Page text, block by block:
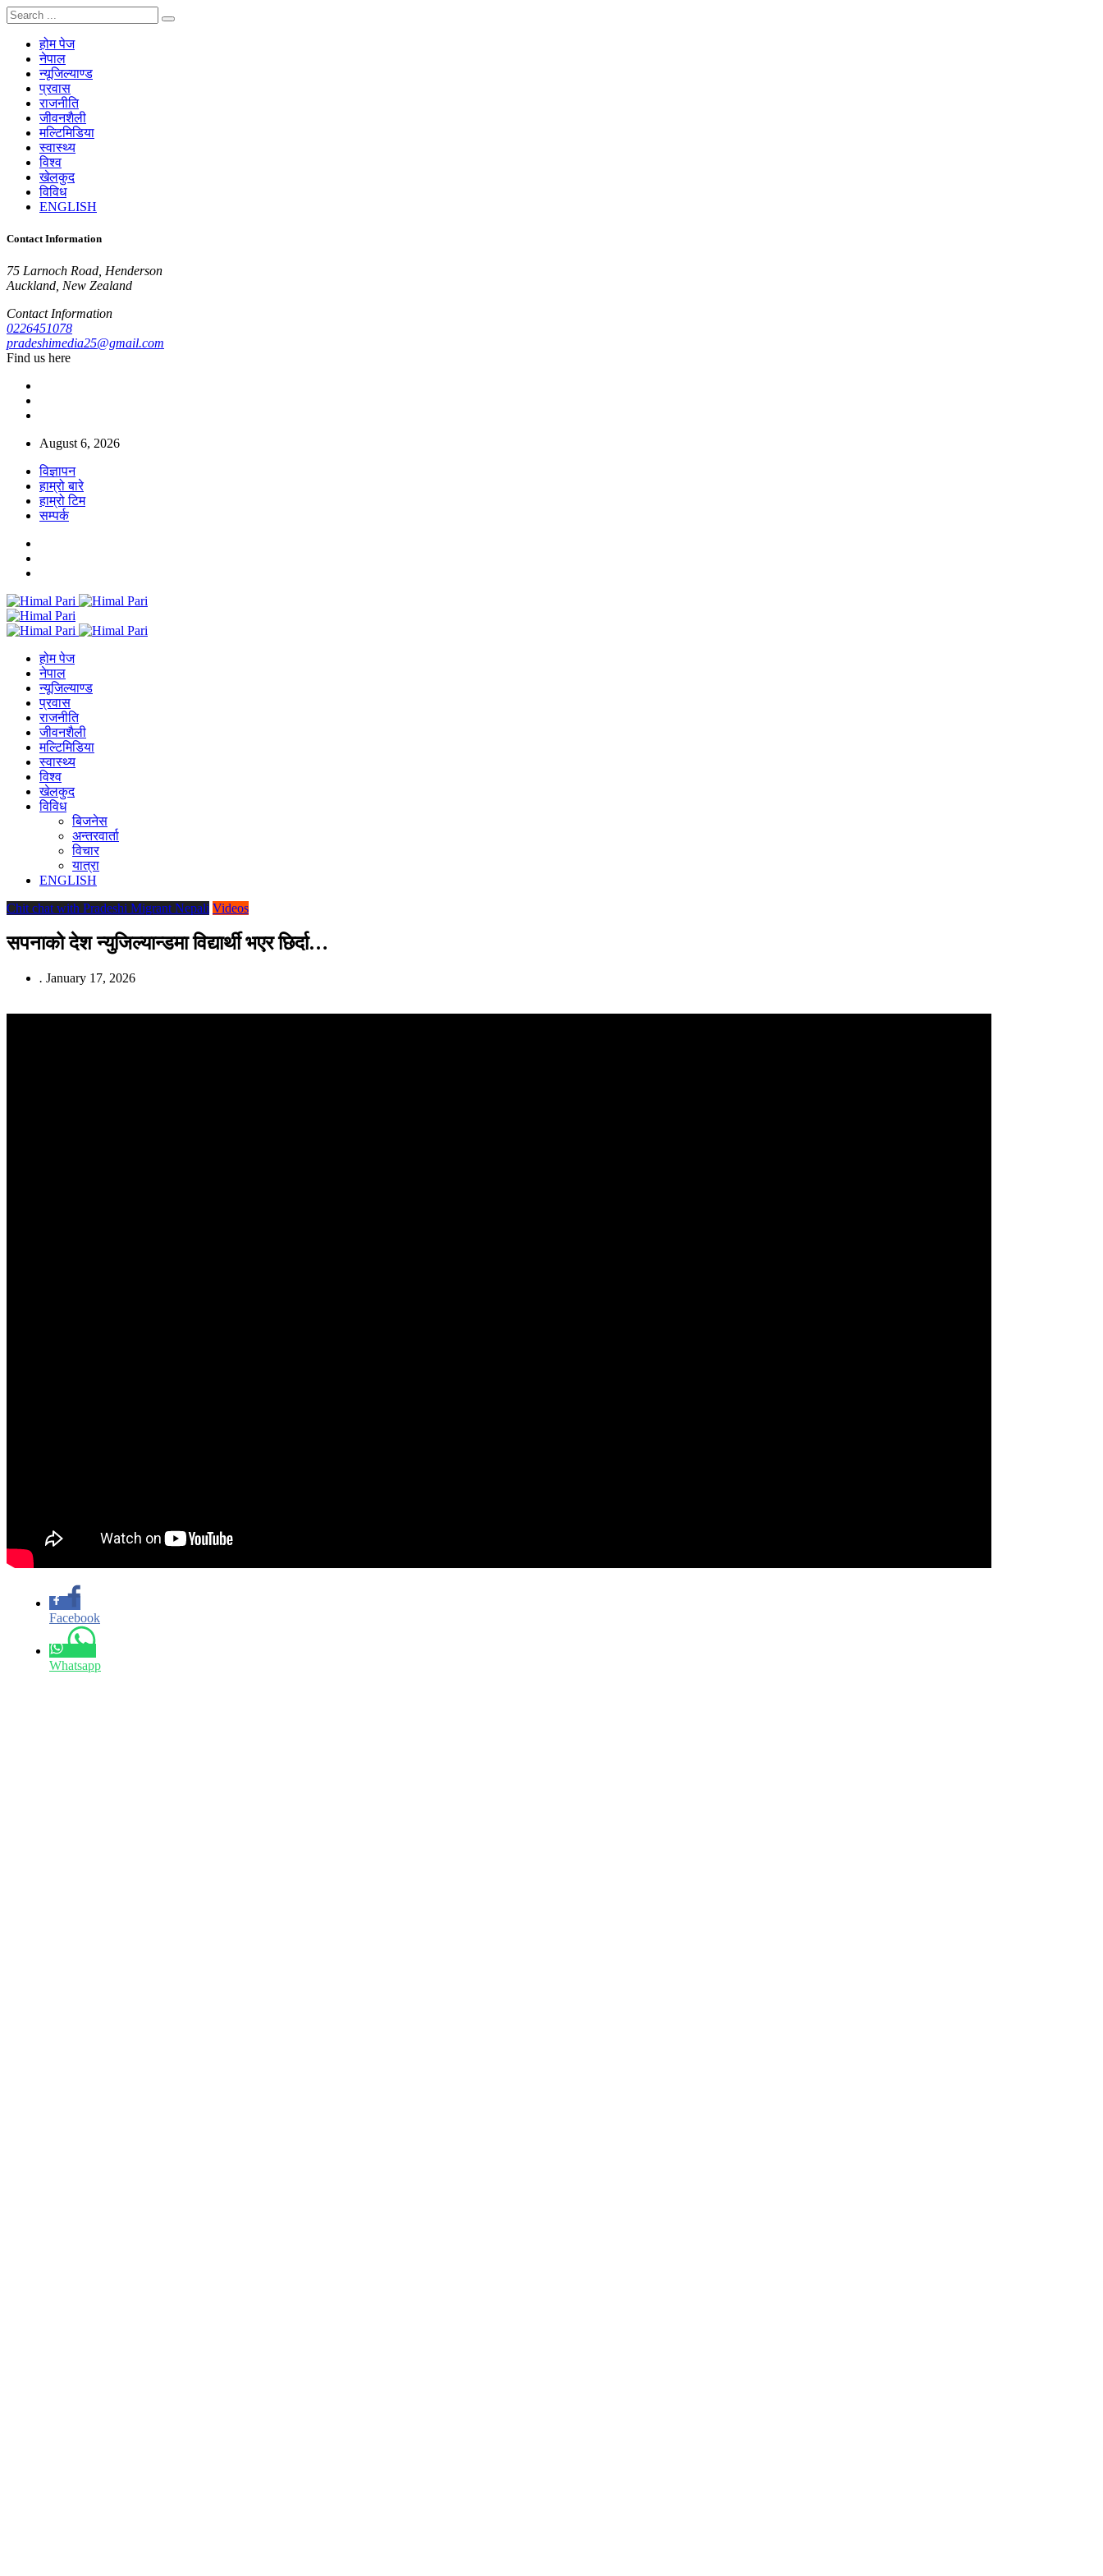
होम पेज
नेपाल
न्यूजिल्याण्ड
प्रवास
राजनीति
जीवनशैली
मल्टिमिडिया
स्वास्थ्य
विश्व
खेलकुद
विविध
ENGLISH
Contact Information
75 Larnoch Road, Henderson
Auckland, New Zealand
Contact Information
0226451078
pradeshimedia25@gmail.com
Find us here
August 6, 2026
विज्ञापन
हाम्रो बारे
हाम्रो टिम
सम्पर्क
होम पेज
नेपाल
न्यूजिल्याण्ड
प्रवास
राजनीति
जीवनशैली
मल्टिमिडिया
स्वास्थ्य
विश्व
खेलकुद
विविध
बिजनेस
अन्तरवार्ता
विचार
यात्रा
ENGLISH
Chit chat with Pradeshi Migrant Nepali Videos
सपनाको देश न्युजिल्यान्डमा विद्यार्थी भएर छिर्दा…
. January 17, 2026
Facebook
Whatsapp